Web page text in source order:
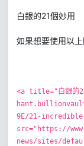
白銀的21個妙用
如果想要使用以
<a title="白銀的
9E/21-
src="https://
news/sites/